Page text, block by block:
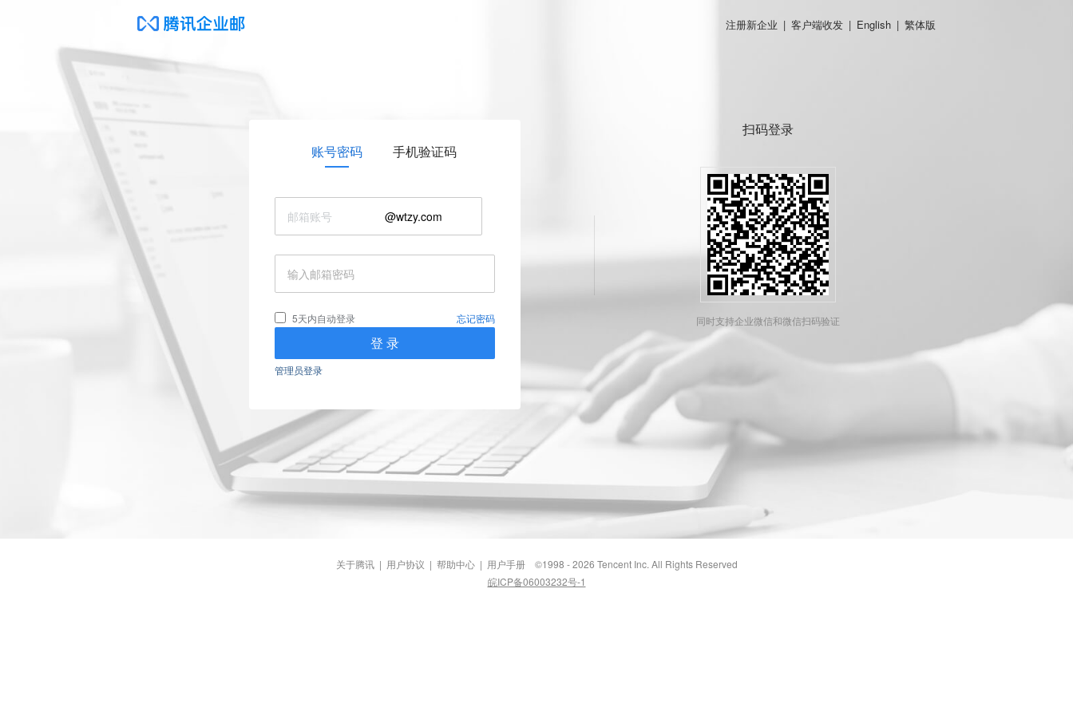
注册新企业 | 客户端收发 | English | 繁体版
账号密码 手机验证码
@wtzy.com
5天内自动登录 忘记密码
管理员登录
扫码登录
关于腾讯 | 用户协议 | 帮助中心 | 用户手册©1998 - 2026 Tencent Inc. All Rights Reserved
皖ICP备06003232号-1